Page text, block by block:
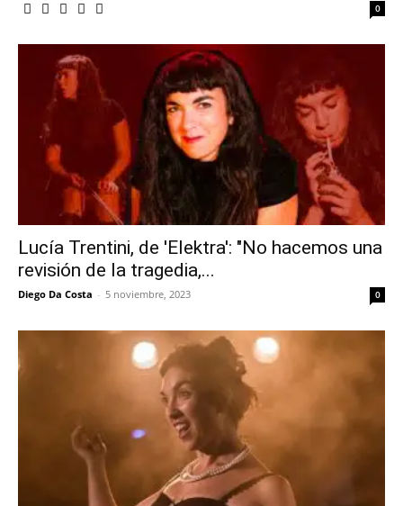
0
Lucía Trentini, de 'Elektra': "No hacemos una
revisión de la tragedia,...
Diego Da Costa - 5 noviembre, 2023 0